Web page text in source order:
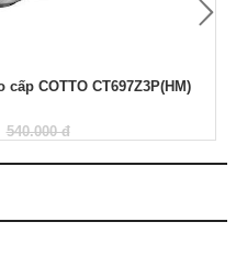
COTTO CT697Z3P(HM)
540.000 đ